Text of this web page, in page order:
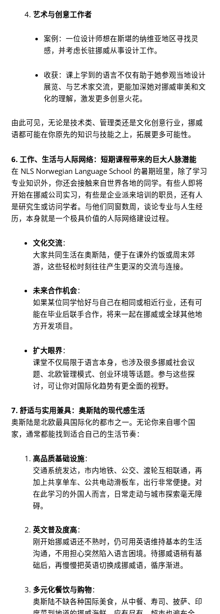
艺术与创意工作者
案例：一位设计师想在斯堪的纳维亚地区寻找灵
感，并考虑长驻挪威从事设计工作。
收获：课上学到的语言不仅有助于她参观当地设计
展览、与艺术家交流，更能加深她对挪威审美和文
化的理解，激发更多创意火花。
由此可见，无论是技术类、管理类还是文化创意行业，挪威
语都可能在你原先的知识与技能之上，拓展更多可能性。
6. 工作、生活与人际网络：短期课程带来的巨大人脉潜能
在 NLS Norwegian Language School 的暑期班里，除了学习
专业知识外，你还会接触来自世界各地的同学。有些人即将
开始在挪威公司实习，有些是企业派来培训的职员，还有人
是研究生或访问学者。与他们同窗数周，谈论专业与人生经
历，本身就是一个极具价值的人际网络建设过程。
文化交流：
大家共同生活在奥斯陆，便于在课外约饭或周末郊
游，这些轻松时刻往往产生更深的交流与连接。
未来合作机会：
如果某位同学恰好与自己在相同或相近行业，还有可
能在毕业后联手合作，将来一起在挪威或全球其他地
方开发项目。
扩大眼界：
课堂不仅局限于语言本身，也涉及很多挪威社会议
题、北欧管理模式、创业环境等话题。参与这些探
讨，可让你对国际化趋势有更全面的视野。
7. 舒适与实用兼具：奥斯陆的现代感生活
奥斯陆是北欧最具国际化的都市之一。无论你来自哪个国
家，通常都能找到适合自己的生活节奏：
高品质基础设施：
交通系统发达，市内地铁、公交、渡轮互相联通，再
加上共享单车、公共电动滑板车，出行非常便捷。对
在此学习的外国人而言，日常走动与城市探索毫无障
碍。
英文普及度高：
刚开始挪威语还不熟时，仍可用英语维持基本的生活
沟通，不用担心突然陷入语言困境。待挪威语稍有基
础后，再慢慢把英语切换成挪威语，循序渐进。
多元化餐饮与购物：
奥斯陆不缺各种国际美食，从中餐、寿司、披萨、印